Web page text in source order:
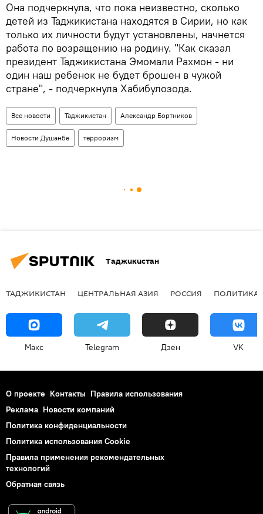
Она подчеркнула, что пока неизвестно, сколько
детей из Таджикистана находятся в Сирии, но как
только их личности будут установлены, начнется
работа по возращению на родину. "Как сказал
президент Таджикистана Эмомали Рахмон - ни
один наш ребенок не будет брошен в чужой
стране", - подчеркнула Хабибулозода.
Все новости Таджикистан Александр Бортников
Новости Душанбе терроризм
Таджикистан
ТАДЖИКИСТАН ЦЕНТРАЛЬНАЯ АЗИЯ РОССИЯ ПОЛИТИКА
Макс Telegram Дзен VK
О проекте Контакты Правила использования
Реклама Новости компаний
Политика конфиденциальности
Политика использования Cookie
Правила применения рекомендательных
технологий
Обратная связь